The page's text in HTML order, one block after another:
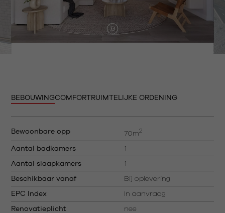
BEBOUWINGCOMFORTRUIMTELIJKE ORDENING
Bewoonbare opp 70m2
Aantal badkamers 1
Aantal slaapkamers 1
Beschikbaar vanaf Bij oplevering
EPC Index In aanvraag
Renovatieplicht nee